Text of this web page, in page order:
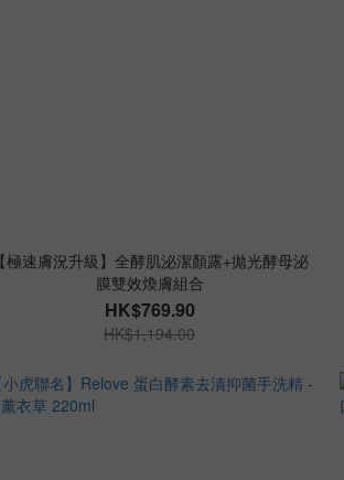
【極速膚況升級】全酵肌泌潔顏露+拋光酵母泌
膜雙效煥膚組合
HK$769.90
HK$1,194.00